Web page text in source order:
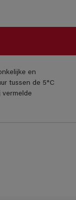
en
tussen de 5°C
vermelde